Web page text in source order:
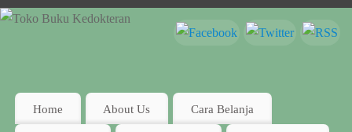
Home About Us Cara Belanja